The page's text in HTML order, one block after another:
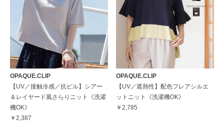
OPAQUE.CLIP
【UV／接触冷感／抗ピル】シアー
＆レイヤード風さらりニット《洗濯
機OK》
￥2,387
OPAQUE.CLIP
【UV／遮熱性】配色フレアシルエ
ットニット《洗濯機OK》
￥2,785